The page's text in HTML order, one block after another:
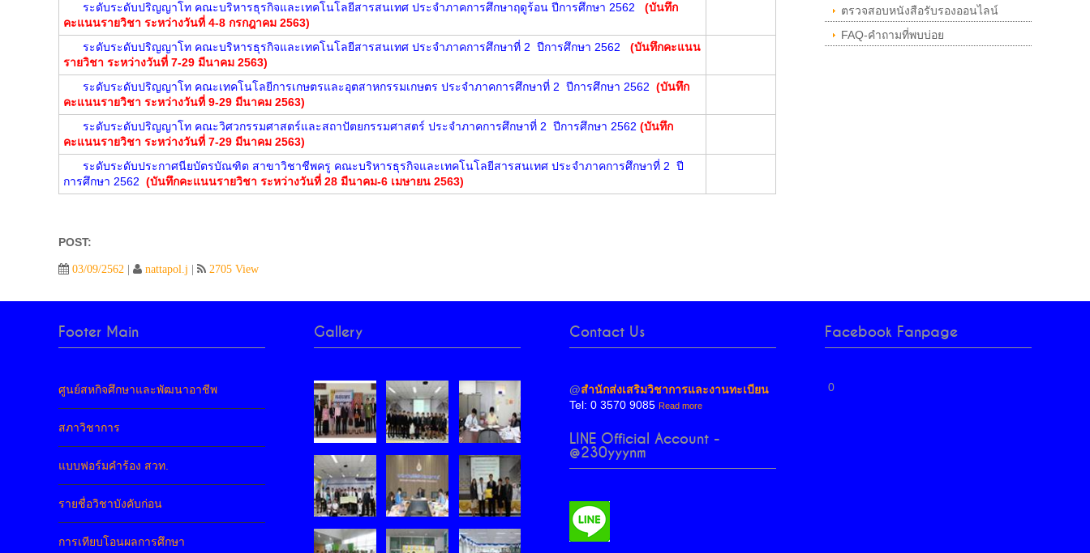
ระดับระดับปริญญาโท คณะบริหารธุรกิจและเทคโนโลยีสารสนเทศ ประจำภาคการศึกษาฤดูร้อน ปีการศึกษา 2562 (บันทึก
คะแนนรายวิชา ระหว่างวันที่ 4-8 กรกฎาคม 2563)
ระดับระดับปริญญาโท คณะบริหารธุรกิจและเทคโนโลยีสารสนเทศ ประจำภาคการศึกษาที่ 2 ปีการศึกษา 2562 (บันทึกคะแนน
รายวิชา ระหว่างวันที่ 7-29 มีนาคม 2563)
ระดับระดับปริญญาโท คณะเทคโนโลยีการเกษตรและอุตสาหกรรมเกษตร ประจำภาคการศึกษาที่ 2 ปีการศึกษา 2562 (บันทึก
คะแนนรายวิชา ระหว่างวันที่ 9-29 มีนาคม 2563)
ระดับระดับปริญญาโท คณะวิศวกรรมศาสตร์และสถาปัตยกรรมศาสตร์ ประจำภาคการศึกษาที่ 2 ปีการศึกษา 2562 (บันทึก
คะแนนรายวิชา ระหว่างวันที่ 7-29 มีนาคม 2563)
ระดับระดับประกาศนียบัตรบัณฑิต สาขาวิชาชีพครู คณะบริหารธุรกิจและเทคโนโลยีสารสนเทศ ประจำภาคการศึกษาที่ 2 ปี
การศึกษา 2562 (บันทึกคะแนนรายวิชา ระหว่างวันที่ 28 มีนาคม-6 เมษายน 2563)
POST:
03/09/2562 nattapol.j 2705 View
ตรวจสอบหนังสือรับรองออนไลน์
FAQ-คำถามที่พบบ่อย
Footer Main
ศูนย์สหกิจศึกษาและพัฒนาอาชีพ
สภาวิชาการ
แบบฟอร์มคำร้อง สวท.
รายชื่อวิชาบังคับก่อน
การเทียบโอนผลการศึกษา
Gallery Contact Us
@สำนักส่งเสริมวิชาการและงานทะเบียน
Tel: 0 3570 9085 Read more
LINE Official Account -
@230yyynm
Facebook Fanpage
0